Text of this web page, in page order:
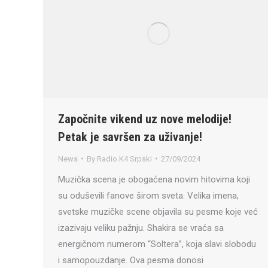
Započnite vikend uz nove melodije!
Petak je savršen za uživanje!
News By Radio K4 Srpski 27/09/2024
Muzička scena je obogaćena novim hitovima koji
su oduševili fanove širom sveta. Velika imena,
svetske muzičke scene objavila su pesme koje već
izazivaju veliku pažnju. Shakira se vraća sa
energičnom numerom “Soltera”, koja slavi slobodu
i samopouzdanje. Ova pesma donosi